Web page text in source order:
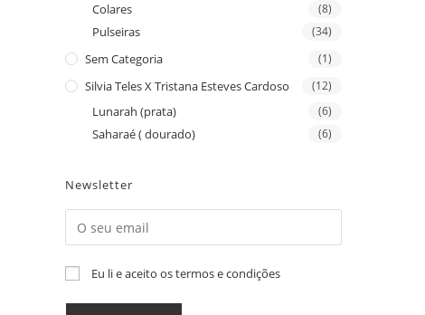
Colares (8)
Pulseiras (34)
Sem Categoria (1)
Silvia Teles X Tristana Esteves Cardoso (12)
Lunarah (prata) (6)
Saharaé ( dourado) (6)
Newsletter
Eu li e aceito os termos e condições